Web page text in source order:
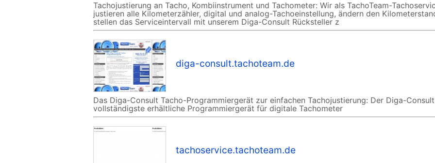
Tachojustierung an Tacho, Kombiinstrument und Tachometer: Wir als TachoTeam-
justieren alle Kilometerzähler, digital und analog-Tachoeinstellung, ändern den
stellen das Serviceintervall mit unserem Diga-Consult Rücksteller z
diga-consult.tachoteam.de
Das Diga-Consult Tacho-Programmiergerät zur einfachen Tachojustierung: Der Diga-
vollständigste erhältliche Programmiergerät für digitale Tachometer
tachoservice.tachoteam.de